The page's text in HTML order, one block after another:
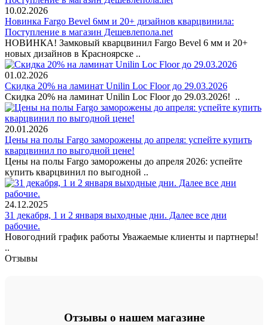
10.02.2026
Новинка Fargo Bevel 6мм и 20+ дизайнов кварцвинила:
Поступление в магазин Дешевлепола.net
НОВИНКА! Замковый кварцвинил Fargo Bevel 6 мм и 20+
новых дизайнов в Красноярске ..
01.02.2026
Скидка 20% на ламинат Unilin Loc Floor до 29.03.2026
Скидка 20% на ламинат Unilin Loc Floor до 29.03.2026! ..
20.01.2026
Цены на полы Fargo заморожены до апреля: успейте купить
кварцвинил по выгодной цене!
Цены на полы Fargo заморожены до апреля 2026: успейте
купить кварцвинил по выгодной ..
24.12.2025
31 декабря, 1 и 2 января выходные дни. Далее все дни
рабочие.
Новогодний график работы Уважаемые клиенты и партнеры!
..
Отзывы
Отзывы о нашем магазине